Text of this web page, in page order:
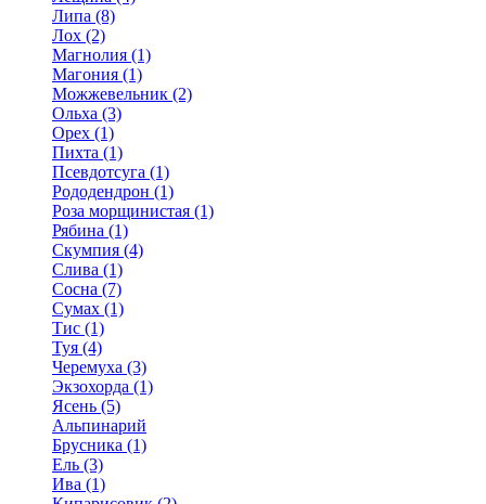
Липа (8)
Лох (2)
Магнолия (1)
Магония (1)
Можжевельник (2)
Ольха (3)
Орех (1)
Пихта (1)
Псевдотсуга (1)
Рододендрон (1)
Роза морщинистая (1)
Рябина (1)
Скумпия (4)
Слива (1)
Сосна (7)
Сумах (1)
Тис (1)
Туя (4)
Черемуха (3)
Экзохорда (1)
Ясень (5)
Альпинарий
Брусника (1)
Ель (3)
Ива (1)